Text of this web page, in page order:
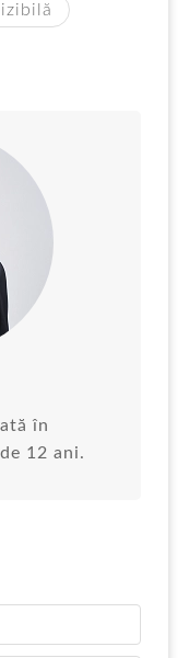
în
12 ani.